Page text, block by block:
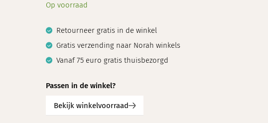
Op voorraad
Retourneer gratis in de winkel
Gratis verzending naar Norah winkels
Vanaf 75 euro gratis thuisbezorgd
Passen in de winkel?
Bekijk winkelvoorraad